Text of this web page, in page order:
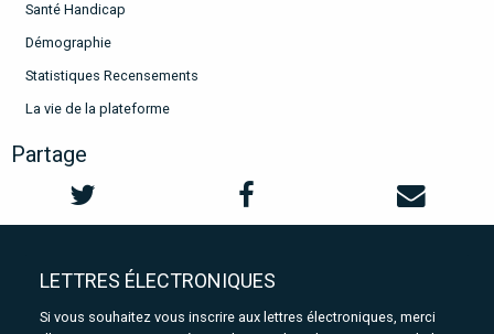
Santé Handicap
Démographie
Statistiques Recensements
La vie de la plateforme
Partage
LETTRES ÉLECTRONIQUES
Si vous souhaitez vous inscrire aux lettres électroniques, merci